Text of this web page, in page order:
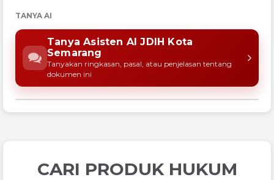
TANYA AI
Tanya Asisten AI JDIH Kota
Semarang
Tanyakan ringkasan, pasal, atau penjelasan tentang
dokumen ini
CARI PRODUK HUKUM